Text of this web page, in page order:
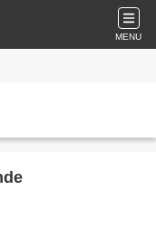
MENU